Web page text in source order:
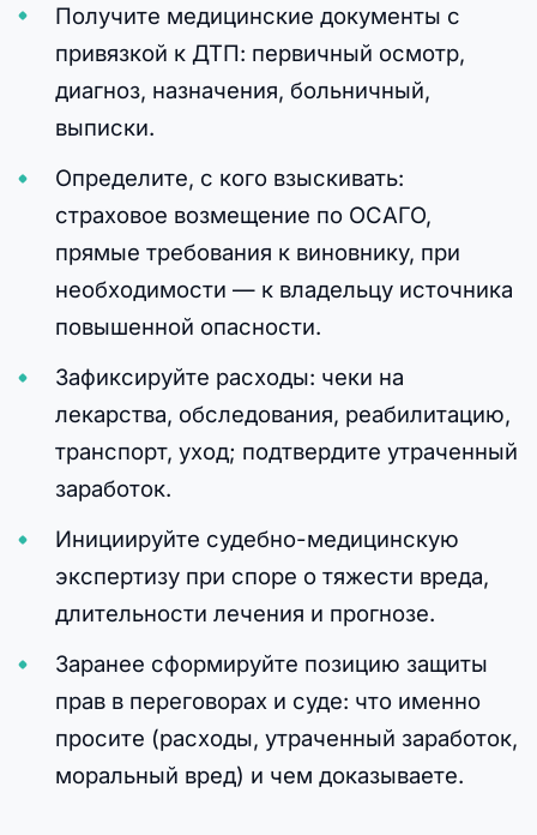
Получите медицинские документы с
привязкой к ДТП: первичный осмотр,
диагноз, назначения, больничный,
выписки.
Определите, с кого взыскивать:
страховое возмещение по ОСАГО,
прямые требования к виновнику, при
необходимости — к владельцу источника
повышенной опасности.
Зафиксируйте расходы: чеки на
лекарства, обследования, реабилитацию,
транспорт, уход; подтвердите утраченный
заработок.
Инициируйте судебно-медицинскую
экспертизу при споре о тяжести вреда,
длительности лечения и прогнозе.
Заранее сформируйте позицию защиты
прав в переговорах и суде: что именно
просите (расходы, утраченный заработок,
моральный вред) и чем доказываете.